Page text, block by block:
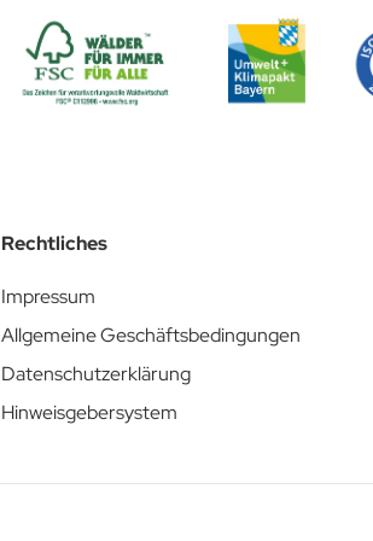
Rechtliches
Impressum
Allgemeine Geschäftsbedingungen
Datenschutzerklärung
Hinweisgebersystem